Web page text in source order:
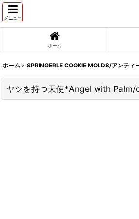
メニュー
ホーム
ホーム > SPRINGERLE COOKIE MOLDS/アンティ
ヤシを持つ天使*Angel with